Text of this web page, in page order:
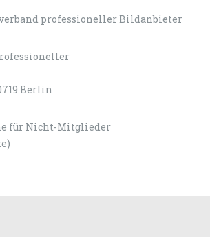
Berlin
für Nicht-Mitglieder